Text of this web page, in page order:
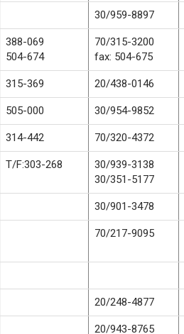
30/959-8897
388-069
504-674
70/315-3200
fax: 504-675
315-369 20/438-0146
505-000 30/954-9852
314-442 70/320-4372
T/F:303-268
30/939-3138
30/351-5177
30/901-3478
70/217-9095
20/248-4877
20/943-8765